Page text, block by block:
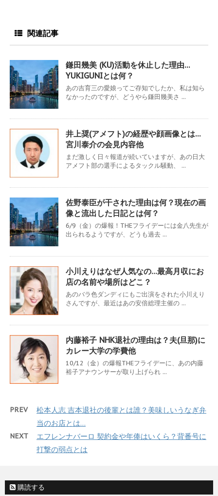
関連記事
鎌田幾美 (KU)活動を休止した理由…
YUKIGUNIとは何？
あの吉育三の愛娘ってご存知でしたか、私は知ら
なかったのですが、どうやら鎌田幾美さ ...
井上奨(アメフト)の経歴や顔画像とは…
宮川泰介の会見内容他
まだ激しく日々報道が続いていますが、あの日大
アメフト部の選手によるタックル騒動、 ...
佐野泰臣が干された理由は何？現在の画
像と流出した日記とは何？
6/9（金）の爆報！THEフライデーには金八先生が
出られるようですが、どうも過去 ...
小川えりはなぜ人気なの…最高月収にお
店の名前や場所はどこ？
あのバラ色ダンディにもご出演をされた小川えり
さんですが、最近はあの安倍総理主催の ...
内藤裕子 NHK退社の理由は？夫(旦那)に
カレー大学の学費他
10/12（金）の爆報THEフライデーに、あの内藤
裕子アナウンサーが取り上げられ ...
PREV
松本人志 吉本退社の後輩とは誰？美味しいうなぎ弁
当のお店とは…
NEXT
エフレンナバーロ 契約金や年俸はいくら？背番号に
打撃の弱点とは
購読する